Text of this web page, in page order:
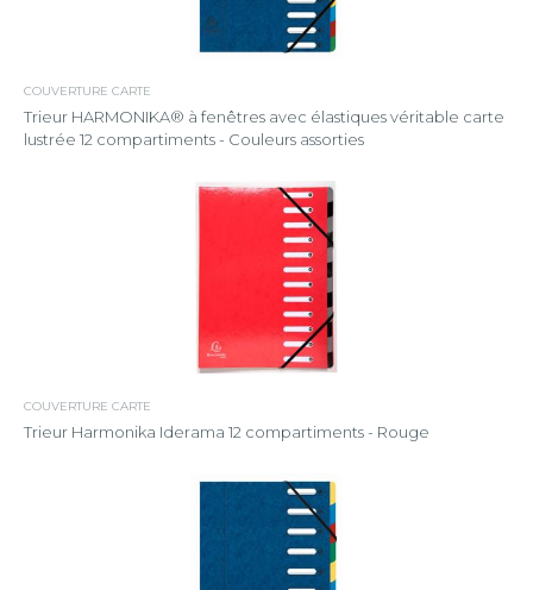
COUVERTURE CARTE
Trieur HARMONIKA® à fenêtres avec élastiques véritable carte
lustrée 12 compartiments - Couleurs assorties
COUVERTURE CARTE
Trieur Harmonika Iderama 12 compartiments - Rouge